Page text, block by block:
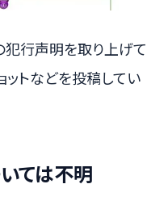
犯行声明を取り上げて
ットなどを投稿してい
ては不明